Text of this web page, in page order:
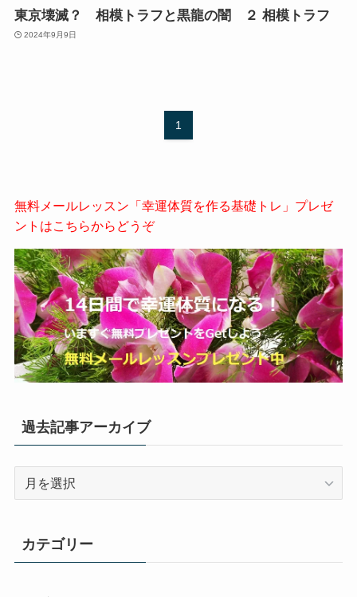
東京壊滅？ 相模トラフと黒龍の闇 ２ 相模トラフ
2024年9月9日
1
無料メールレッスン「幸運体質を作る基礎トレ」プレゼ
ントはこちらからどうぞ
過去記事アーカイブ
ア
カテゴリー